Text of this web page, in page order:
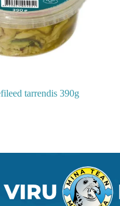
tarrendis 390g